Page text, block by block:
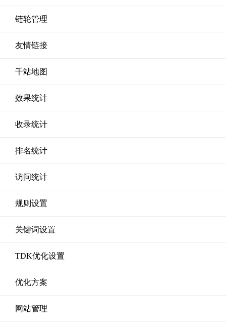
链轮管理
友情链接
千站地图
效果统计
收录统计
排名统计
访问统计
规则设置
关键词设置
TDK优化设置
优化方案
网站管理